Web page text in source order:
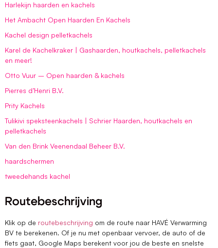
Harlekijn haarden en kachels
Het Ambacht Open Haarden En Kachels
Kachel design pelletkachels
Karel de Kachelkraker | Gashaarden, houtkachels, pelletkachels
en meer!
Otto Vuur – Open haarden & kachels
Pierres d’Henri B.V.
Prity Kachels
Tulikivi speksteenkachels | Schrier Haarden, houtkachels en
pelletkachels
Van den Brink Veenendaal Beheer B.V.
haardschermen
tweedehands kachel
Routebeschrijving
Klik op de routebeschrijving om de route naar HAVÉ Verwarming
BV te berekenen. Of je nu met openbaar vervoer, de auto of de
fiets gaat, Google Maps berekent voor jou de beste en snelste